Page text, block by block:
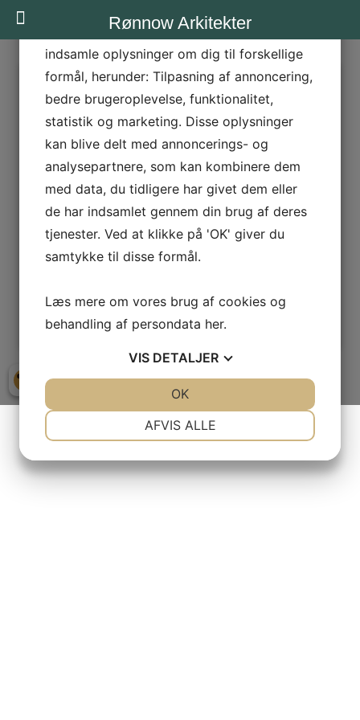
Tag-arkiv: Nørrebro Station
RØNNOW SKAL RESTAURERE OG OMBYGGE NØRREBRO STATION
I samarbejde med COWI har vi vundet opgaven om totalrådgivning i
forbindelse med restaurering og ombygning af Nørrebro Station. Stationen,
der er fredet, er tegnet af arkitekten Knud Thangaard Seest i 1930 og er
typisk for sin tids begejstring for nyklassicisme, dog med et tydeligt præg af
funkis. Vores mål er at skabe rammene for et sikkert stationsmiljø, bedre
butiksfaciliteter med logiske og let tilgængelige adgangsveje i en smuk,
historisk kontekst. I samspil med åbningen af den nye metrolinje vil DSB’s
krav til tryghed, synlighed og tilgængelighed for en moderne stationsbygning
med butiksfunktion blive opfyldt. Vi glæder os til at give stationen et løft til
gavn for de godt 15.000 passagerer, der hvert døgn benytter den!
teknologier, herunder cookies, til at
indsamle oplysninger om dig til forskellige
formål, herunder: Tilpasning af annoncering,
bedre brugeroplevelse, funktionalitet,
statistik og marketing. Disse oplysninger
kan blive delt med annoncerings- og
analysepartnere, som kan kombinere dem
med data, du tidligere har givet dem eller
de har indsamlet gennem din brug af deres
tjenester. Ved at klikke på 'OK' giver du
samtykke til disse formål.
Læs mere om vores brug af cookies og
behandling af persondata her.
VIS DETALJER
MARKETING STATISTIK
AFVIS ALLE
OK
Rønnow Arkitekter